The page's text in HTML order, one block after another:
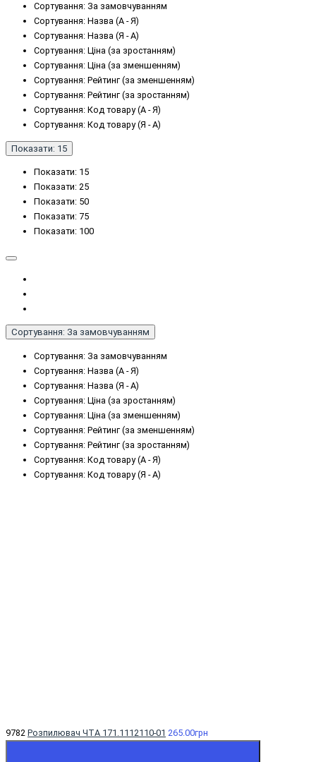
Сортування: За замовчуванням
Сортування: Назва (А - Я)
Сортування: Назва (Я - А)
Сортування: Ціна (за зростанням)
Сортування: Ціна (за зменшенням)
Сортування: Рейтинг (за зменшенням)
Сортування: Рейтинг (за зростанням)
Сортування: Код товару (А - Я)
Сортування: Код товару (Я - А)
Показати: 15
Показати: 15
Показати: 25
Показати: 50
Показати: 75
Показати: 100
Сортування: За замовчуванням
Сортування: За замовчуванням
Сортування: Назва (А - Я)
Сортування: Назва (Я - А)
Сортування: Ціна (за зростанням)
Сортування: Ціна (за зменшенням)
Сортування: Рейтинг (за зменшенням)
Сортування: Рейтинг (за зростанням)
Сортування: Код товару (А - Я)
Сортування: Код товару (Я - А)
9782 Розпилювач ЧТА 171.1112110-01 265.00грн